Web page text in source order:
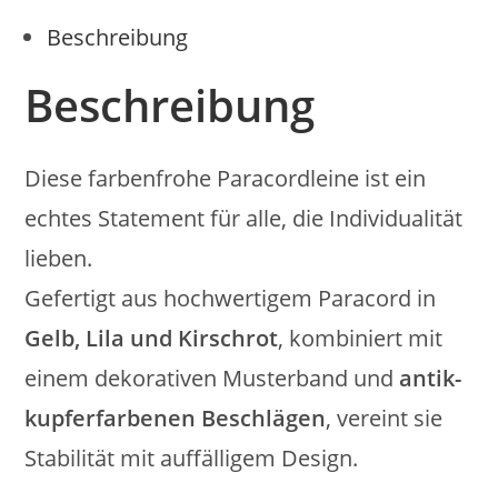
Beschreibung
Beschreibung
Diese farbenfrohe Paracordleine ist ein
echtes Statement für alle, die Individualität
lieben.
Gefertigt aus hochwertigem Paracord in
Gelb, Lila und Kirschrot, kombiniert mit
einem dekorativen Musterband und antik-
kupferfarbenen Beschlägen, vereint sie
Stabilität mit auffälligem Design.